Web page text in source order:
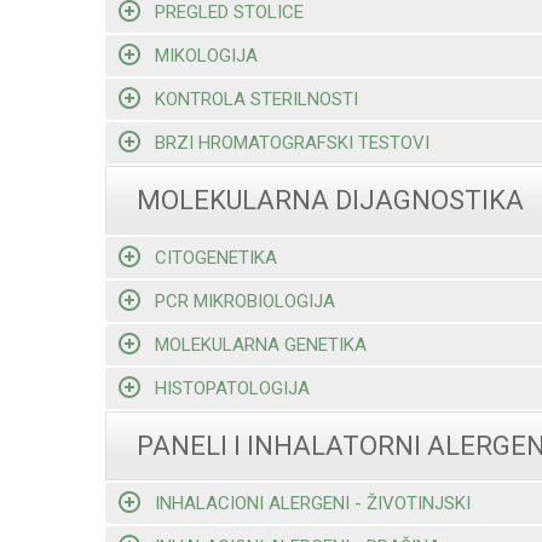
PREGLED STOLICE
MIKOLOGIJA
KONTROLA STERILNOSTI
BRZI HROMATOGRAFSKI TESTOVI
MOLEKULARNA DIJAGNOSTIKA
CITOGENETIKA
PCR MIKROBIOLOGIJA
MOLEKULARNA GENETIKA
HISTOPATOLOGIJA
PANELI I INHALATORNI
INHALACIONI ALERGENI - ŽIVOTINJSKI